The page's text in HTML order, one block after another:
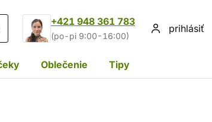
+421 948 361 783
(po-pi 9:00-16:00)
prihlásiť
Oblečenie Tipy